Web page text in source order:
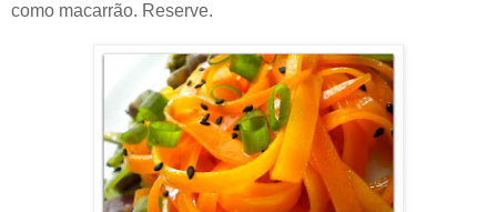
como macarrão. Reserve.